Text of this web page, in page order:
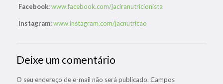
Facebook:www.facebook.com/jaciranutricionista
Instagram:www.instagram.com/jacnutricao
Deixe um comentário
O seu endereço de e-mail não será publicado. Campos